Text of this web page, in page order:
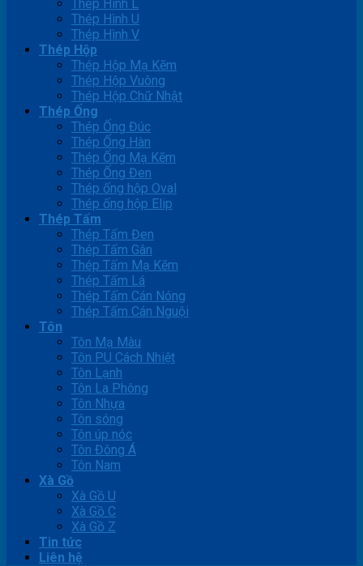
Thép Hình L
Thép Hình U
Thép Hình V
Thép Hộp
Thép Hộp Mạ Kẽm
Thép Hộp Vuông
Thép Hộp Chữ Nhật
Thép Ống
Thép Ống Đúc
Thép Ống Hàn
Thép Ống Mạ Kẽm
Thép Ống Đen
Thép ống hộp Oval
Thép ống hộp Elip
Thép Tấm
Thép Tấm Đen
Thép Tấm Gân
Thép Tấm Mạ Kẽm
Thép Tấm Lá
Thép Tấm Cán Nóng
Thép Tấm Cán Nguội
Tôn
Tôn Mạ Màu
Tôn PU Cách Nhiệt
Tôn Lạnh
Tôn La Phông
Tôn Nhựa
Tôn sóng
Tôn úp nóc
Tôn Đông Á
Tôn Nam
Xà Gồ
Xà Gồ U
Xà Gồ C
Xà Gồ Z
Tin tức
Liên hệ